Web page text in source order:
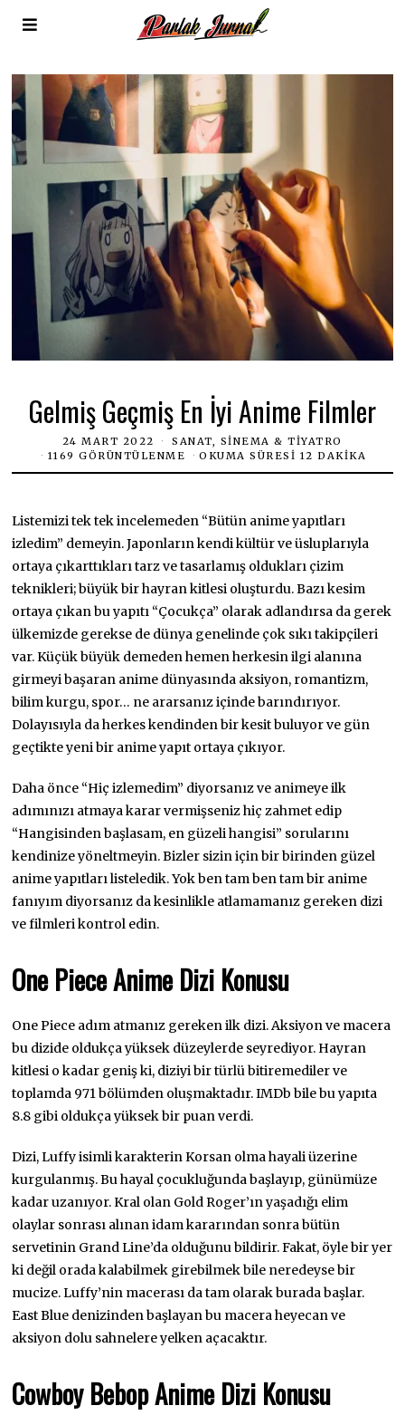
Gelmiş Geçmiş En İyi Anime Filmler
24 MART 2022
SANAT, SINEMA & TIYATRO
1169 GÖRÜNTÜLENME
OKUMA SÜRESI 12 DAKIKA
Listemizi tek tek incelemeden “Bütün anime yapıtları
izledim” demeyin. Japonların kendi kültür ve üsluplarıyla
ortaya çıkarttıkları tarz ve tasarlamış oldukları çizim
teknikleri; büyük bir hayran kitlesi oluşturdu. Bazı kesim
ortaya çıkan bu yapıtı “Çocukça” olarak adlandırsa da gerek
ülkemizde gerekse de dünya genelinde çok sıkı takipçileri
var. Küçük büyük demeden hemen herkesin ilgi alanına
girmeyi başaran anime dünyasında aksiyon, romantizm,
bilim kurgu, spor… ne ararsanız içinde barındırıyor.
Dolayısıyla da herkes kendinden bir kesit buluyor ve gün
geçtikte yeni bir anime yapıt ortaya çıkıyor.
Daha önce “Hiç izlemedim” diyorsanız ve animeye ilk
adımınızı atmaya karar vermişseniz hiç zahmet edip
“Hangisinden başlasam, en güzeli hangisi” sorularını
kendinize yöneltmeyin. Bizler sizin için bir birinden güzel
anime yapıtları listeledik. Yok ben tam ben tam bir anime
fanıyım diyorsanız da kesinlikle atlamamanız gereken dizi
ve filmleri kontrol edin.
One Piece Anime Dizi Konusu
One Piece adım atmanız gereken ilk dizi. Aksiyon ve macera
bu dizide oldukça yüksek düzeylerde seyrediyor. Hayran
kitlesi o kadar geniş ki, diziyi bir türlü bitiremediler ve
toplamda 971 bölümden oluşmaktadır. IMDb bile bu yapıta
8.8 gibi oldukça yüksek bir puan verdi.
Dizi, Luffy isimli karakterin Korsan olma hayali üzerine
kurgulanmış. Bu hayal çocukluğunda başlayıp, günümüze
kadar uzanıyor. Kral olan Gold Roger’ın yaşadığı elim
olaylar sonrası alınan idam kararından sonra bütün
servetinin Grand Line’da olduğunu bildirir. Fakat, öyle bir yer
ki değil orada kalabilmek girebilmek bile neredeyse bir
mucize. Luffy’nin macerası da tam olarak burada başlar.
East Blue denizinden başlayan bu macera heyecan ve
aksiyon dolu sahnelere yelken açacaktır.
Cowboy Bebop Anime Dizi Konusu